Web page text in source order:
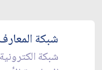
شبكة
شبكة